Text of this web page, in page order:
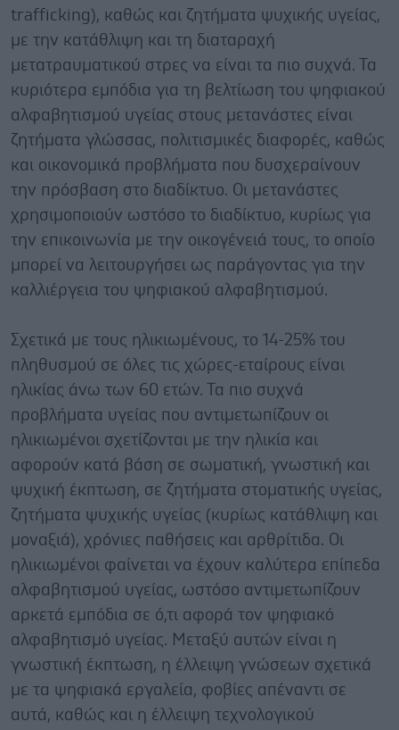
trafficking), καθώς και ζητήματα ψυχικής υγείας,
με την κατάθλιψη και τη διαταραχή
μετατραυματικού στρες να είναι τα πιο συχνά. Τα
κυριότερα εμπόδια για τη βελτίωση του ψηφιακού
αλφαβητισμού υγείας στους μετανάστες είναι
ζητήματα γλώσσας, πολιτισμικές διαφορές, καθώς
και οικονομικά προβλήματα που δυσχεραίνουν
την πρόσβαση στο διαδίκτυο. Οι μετανάστες
χρησιμοποιούν ωστόσο το διαδίκτυο, κυρίως για
την επικοινωνία με την οικογένειά τους, το οποίο
μπορεί να λειτουργήσει ως παράγοντας για την
καλλιέργεια του ψηφιακού αλφαβητισμού.
Σχετικά με τους ηλικιωμένους, το 14-25% του
πληθυσμού σε όλες τις χώρες-εταίρους είναι
ηλικίας άνω των 60 ετών. Τα πιο συχνά
προβλήματα υγείας που αντιμετωπίζουν οι
ηλικιωμένοι σχετίζονται με την ηλικία και
αφορούν κατά βάση σε σωματική, γνωστική και
ψυχική έκπτωση, σε ζητήματα στοματικής υγείας,
ζητήματα ψυχικής υγείας (κυρίως κατάθλιψη και
μοναξιά), χρόνιες παθήσεις και αρθρίτιδα. Οι
ηλικιωμένοι φαίνεται να έχουν καλύτερα επίπεδα
αλφαβητισμού υγείας, ωστόσο αντιμετωπίζουν
αρκετά εμπόδια σε ό,τι αφορά τον ψηφιακό
αλφαβητισμό υγείας. Μεταξύ αυτών είναι η
γνωστική έκπτωση, η έλλειψη γνώσεων σχετικά
με τα ψηφιακά εργαλεία, φοβίες απέναντι σε
αυτά, καθώς και η έλλειψη τεχνολογικού